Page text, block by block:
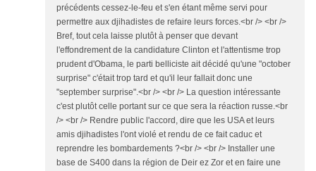
précédents cessez-le-feu et s'en étant même servi pour
permettre aux djihadistes de refaire leurs forces.<br /> <br />
Bref, tout cela laisse plutôt à penser que devant
l'effondrement de la candidature Clinton et l'attentisme trop
prudent d'Obama, le parti belliciste ait décidé qu'une "october
surprise" c'était trop tard et qu'il leur fallait donc une
"september surprise".<br /> <br /> La question intéressante
c'est plutôt celle portant sur ce que sera la réaction russe.<br
/> <br /> Rendre public l'accord, dire que les USA et leurs
amis djihadistes l'ont violé et rendu de ce fait caduc et
reprendre les bombardements ?<br /> <br /> Installer une
base de S400 dans la région de Deir ez Zor et en faire une